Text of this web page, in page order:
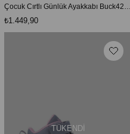
Çocuk Cırtlı Günlük Ayakkabı Buck4289 Cındy
₺1.449,90
TÜKENDI